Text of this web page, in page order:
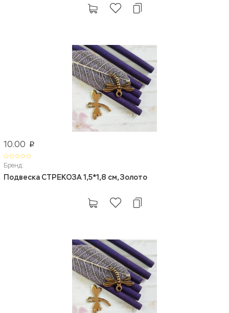
10.00 p
Бренд:
Подвеска СТРЕКОЗА 1,5*1,8 см, Золото